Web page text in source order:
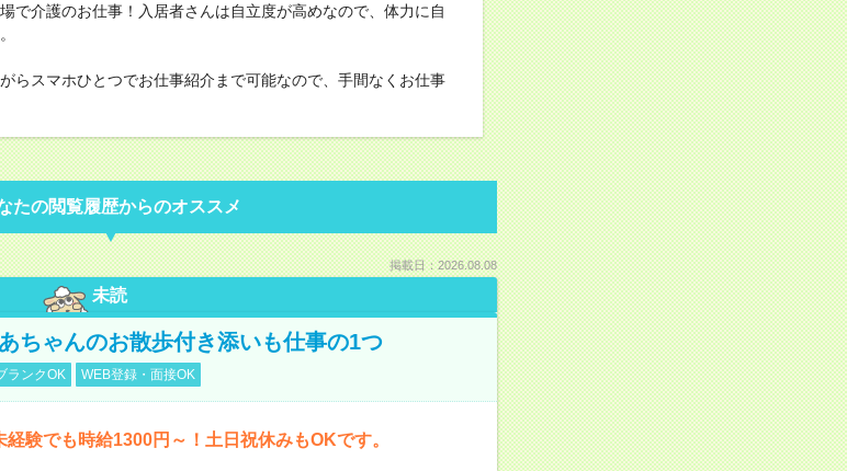
で介護のお仕事！入居者さんは自立度が高めなので、体力に自
らスマホひとつでお仕事紹介まで可能なので、手間なくお仕事
たの閲覧履歴からのオススメ
掲載日：2026.08.08
未読
ちゃんのお散歩付き添いも仕事の1つ
ランクOK WEB登録・面接OK
験でも時給1300円～！土日祝休みもOKです。